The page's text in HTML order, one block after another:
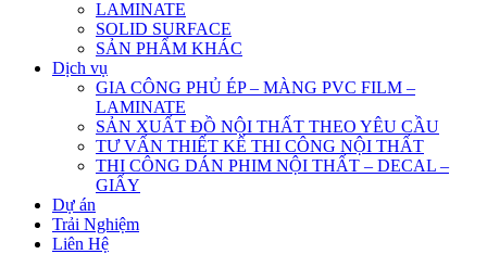
LAMINATE
SOLID SURFACE
SẢN PHẨM KHÁC
Dịch vụ
GIA CÔNG PHỦ ÉP – MÀNG PVC FILM –
LAMINATE
SẢN XUẤT ĐỒ NỘI THẤT THEO YÊU CẦU
TƯ VẤN THIẾT KẾ THI CÔNG NỘI THẤT
THI CÔNG DÁN PHIM NỘI THẤT – DECAL –
GIẤY
Dự án
Trải Nghiệm
Liên Hệ